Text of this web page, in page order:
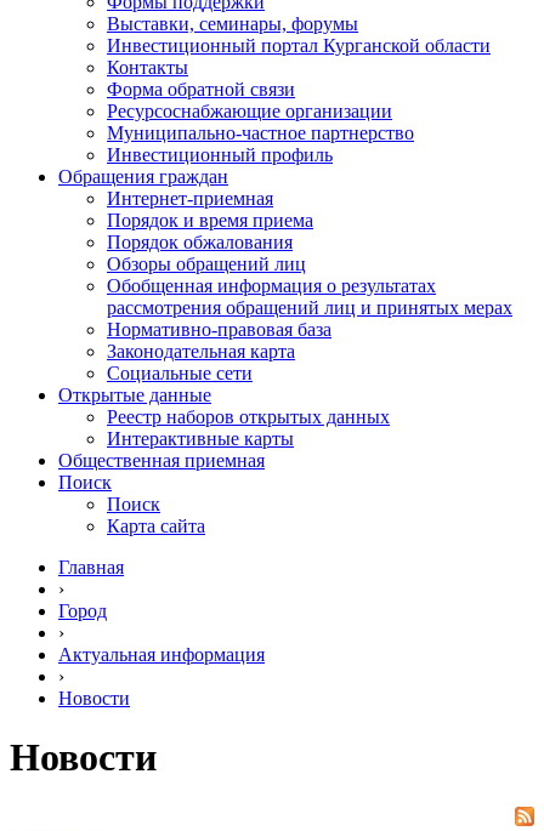
Выставки, семинары, форумы
Инвестиционный портал Курганской области
Контакты
Форма обратной связи
Ресурсоснабжающие организации
Муниципально-частное партнерство
Инвестиционный профиль
Обращения граждан
Интернет-приемная
Порядок и время приема
Порядок обжалования
Обзоры обращений лиц
Обобщенная информация о результатах
рассмотрения обращений лиц и принятых мерах
Нормативно-правовая база
Законодательная карта
Социальные сети
Открытые данные
Реестр наборов открытых данных
Интерактивные карты
Общественная приемная
Поиск
Поиск
Карта сайта
Главная
›
Город
›
Актуальная информация
›
Новости
Новости